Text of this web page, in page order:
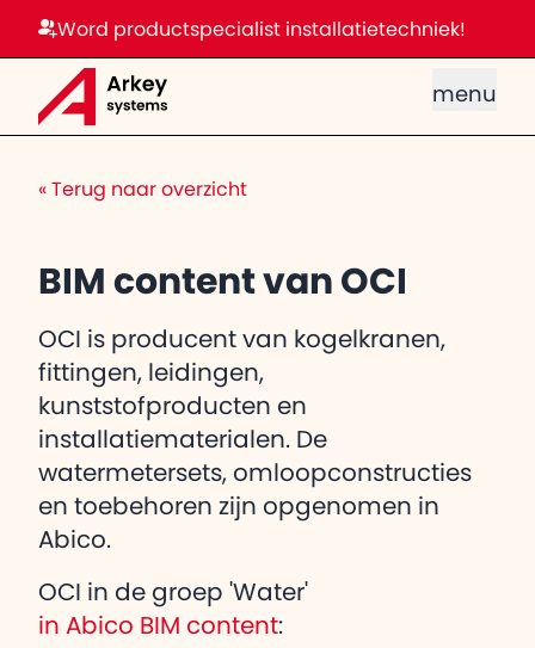
Word productspecialist installatietechniek!
menu
« Terug naar overzicht
BIM content van OCI
OCI is producent van kogelkranen,
fittingen, leidingen,
kunststofproducten en
installatiematerialen. De
watermetersets, omloopconstructies
en toebehoren zijn opgenomen in
Abico.
OCI in de groep 'Water'
in Abico BIM content: